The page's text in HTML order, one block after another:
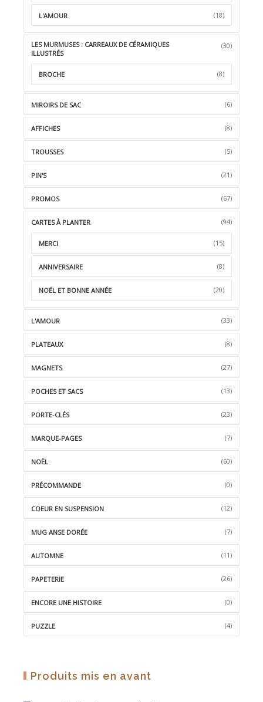
L'AMOUR (18)
LES MURMUSES : CARREAUX DE CÉRAMIQUES
ILLUSTRÉS
(30)
BROCHE (8)
MIROIRS DE SAC (6)
AFFICHES (8)
TROUSSES (5)
PIN'S (21)
PROMOS (67)
CARTES À PLANTER (94)
MERCI (15)
ANNIVERSAIRE (8)
NOËL ET BONNE ANNÉE (20)
L'AMOUR (33)
PLATEAUX (8)
MAGNETS (27)
POCHES ET SACS (13)
PORTE-CLÉS (23)
MARQUE-PAGES (7)
NOËL (60)
PRÉCOMMANDE (0)
COEUR EN SUSPENSION (12)
MUG ANSE DORÉE (7)
AUTOMNE (11)
PAPETERIE (26)
ENCORE UNE HISTOIRE (0)
PUZZLE (4)
Produits mis en avant